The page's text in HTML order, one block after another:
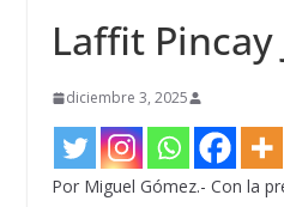
Laffit Pincay
diciembre 3, 2025
Por Miguel Gómez.- Con la